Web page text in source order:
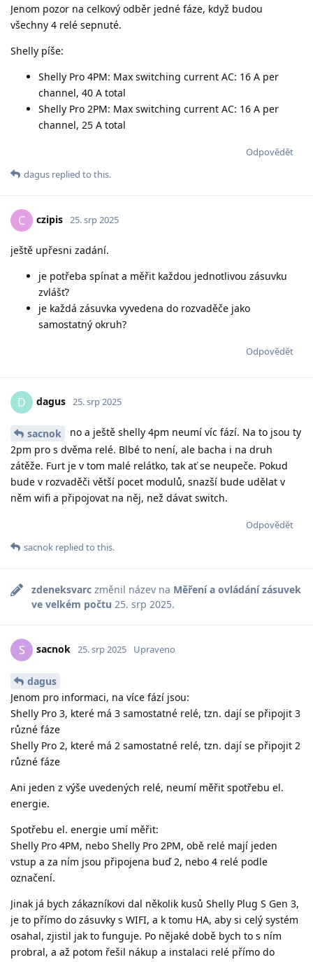
Jenom pozor na celkový odběr jedné fáze, když budou
všechny 4 relé sepnuté.
Shelly píše:
Shelly Pro 4PM: Max switching current AC: 16 A per
channel, 40 A total
Shelly Pro 2PM: Max switching current AC: 16 A per
channel, 25 A total
Odpovědět
dagus replied to this.
C czipis 25. srp 2025
ještě upřesni zadání.
je potřeba spínat a měřit každou jednotlivou zásuvku
zvlášť?
je každá zásuvka vyvedena do rozvaděče jako
samostatný okruh?
Odpovědět
D dagus 25. srp 2025
sacnok
no a ještě shelly 4pm neumí víc fází. Na to jsou ty
2pm pro s dvěma relé. Blbé to není, ale bacha i na druh
zátěže. Furt je v tom malé relátko, tak ať se neupeče. Pokud
bude v rozvaděči větší pocet modulů, snazší bude udělat v
něm wifi a připojovat na něj, než dávat switch.
Odpovědět
sacnok replied to this.
zdeneksvarc změnil název na Měření a ovládání zásuvek
ve velkém počtu 25. srp 2025.
S sacnok 25. srp 2025 Upraveno
dagus
Jenom pro informaci, na více fází jsou:
Shelly Pro 3, které má 3 samostatné relé, tzn. dají se připojit 3
různé fáze
Shelly Pro 2, které má 2 samostatné relé, tzn. dají se připojit 2
různé fáze
Ani jeden z výše uvedených relé, neumí měřit spotřebu el.
energie.
Spotřebu el. energie umí měřit:
Shelly Pro 4PM, nebo Shelly Pro 2PM, obě relé mají jeden
vstup a za ním jsou připojena buď 2, nebo 4 relé podle
označení.
Jinak já bych zákazníkovi dal několik kusů Shelly Plug S Gen 3,
je to přímo do zásuvky s WIFI, a k tomu HA, aby si celý systém
osahal, zjistil jak to funguje. Po nějaké době bych to s ním
probral, a až potom řešil nákup a instalaci relé přímo do